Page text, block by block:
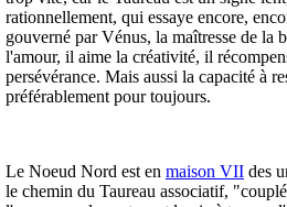
rationnellement, qui essaye encore,
gouverné par Vénus, la maîtresse de la
l'amour, il aime la créativité, il
persévérance. Mais aussi la capacité à
préférablement pour toujours.
Le Noeud Nord est en maison VII des
le chemin du Taureau associatif,